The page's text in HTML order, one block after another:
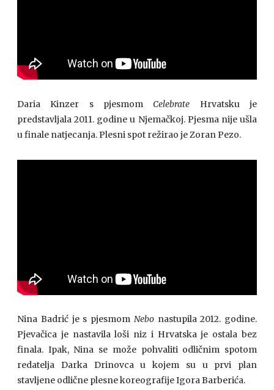
Daria Kinzer s pjesmomCelebrate Hrvatsku je
predstavljala 2011. godine u Njemačkoj. Pjesma nije ušla
u finale natjecanja. Plesni spot režirao je Zoran Pezo.
Nina Badrić je s pjesmom Nebonastupila 2012. godine.
Pjevačica je nastavila loši niz i Hrvatska je ostala bez
finala. Ipak, Nina se može pohvaliti odličnim spotom
redatelja Darka Drinovca u kojem su u prvi plan
stavljene odlične plesne koreografije Igora Barberića.